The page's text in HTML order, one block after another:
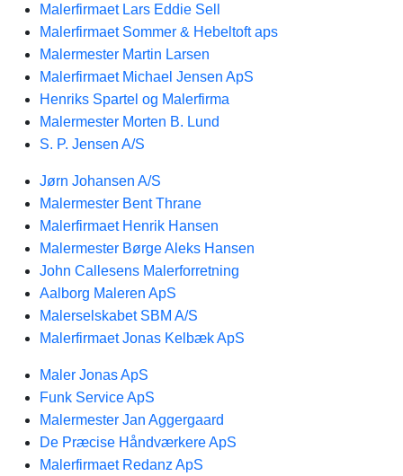
Malerfirmaet Lars Eddie Sell
Malerfirmaet Sommer & Hebeltoft aps
Malermester Martin Larsen
Malerfirmaet Michael Jensen ApS
Henriks Spartel og Malerfirma
Malermester Morten B. Lund
S. P. Jensen A/S
Jørn Johansen A/S
Malermester Bent Thrane
Malerfirmaet Henrik Hansen
Malermester Børge Aleks Hansen
John Callesens Malerforretning
Aalborg Maleren ApS
Malerselskabet SBM A/S
Malerfirmaet Jonas Kelbæk ApS
Maler Jonas ApS
Funk Service ApS
Malermester Jan Aggergaard
De Præcise Håndværkere ApS
Malerfirmaet Redanz ApS